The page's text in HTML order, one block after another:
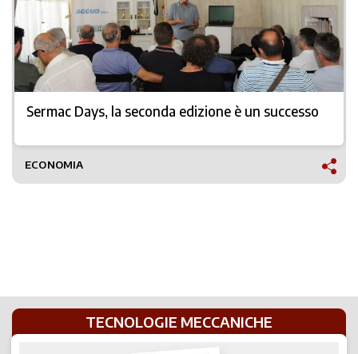
Sermac Days, la seconda edizione è un successo
ECONOMIA
TECNOLOGIE MECCANICHE